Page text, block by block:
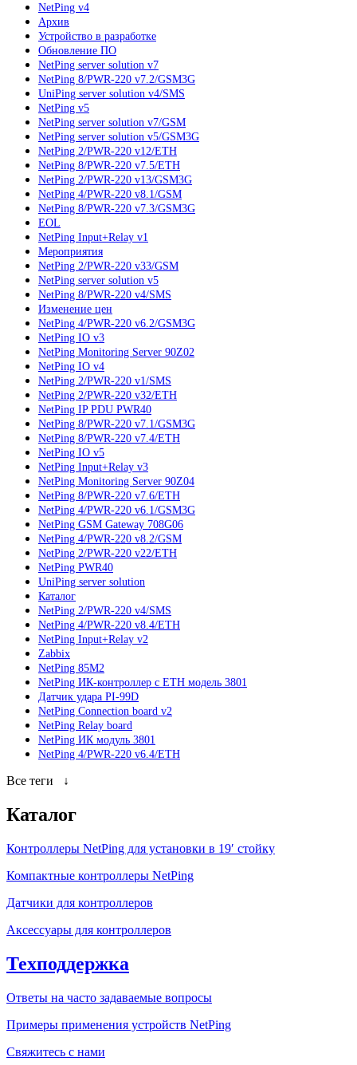
NetPing v4
Архив
Устройство в разработке
Обновление ПО
NetPing server solution v7
NetPing 8/PWR-220 v7.2/GSM3G
UniPing server solution v4/SMS
NetPing v5
NetPing server solution v7/GSM
NetPing server solution v5/GSM3G
NetPing 2/PWR-220 v12/ETH
NetPing 8/PWR-220 v7.5/ETH
NetPing 2/PWR-220 v13/GSM3G
NetPing 4/PWR-220 v8.1/GSM
NetPing 8/PWR-220 v7.3/GSM3G
EOL
NetPing Input+Relay v1
Мероприятия
NetPing 2/PWR-220 v33/GSM
NetPing server solution v5
NetPing 8/PWR-220 v4/SMS
Изменение цен
NetPing 4/PWR-220 v6.2/GSM3G
NetPing IO v3
NetPing Monitoring Server 90Z02
NetPing IO v4
NetPing 2/PWR-220 v1/SMS
NetPing 2/PWR-220 v32/ETH
NetPing IP PDU PWR40
NetPing 8/PWR-220 v7.1/GSM3G
NetPing 8/PWR-220 v7.4/ETH
NetPing IO v5
NetPing Input+Relay v3
NetPing Monitoring Server 90Z04
NetPing 8/PWR-220 v7.6/ETH
NetPing 4/PWR-220 v6.1/GSM3G
NetPing GSM Gateway 708G06
NetPing 4/PWR-220 v8.2/GSM
NetPing 2/PWR-220 v22/ETH
NetPing PWR40
UniPing server solution
Каталог
NetPing 2/PWR-220 v4/SMS
NetPing 4/PWR-220 v8.4/ETH
NetPing Input+Relay v2
Zabbix
NetPing 85M2
NetPing ИК-контроллер с ETH модель 3801
Датчик удара PI-99D
NetPing Connection board v2
NetPing Relay board
NetPing ИК модуль 3801
NetPing 4/PWR-220 v6.4/ETH
Все теги ↓
Каталог
Контроллеры NetPing для установки в 19′ стойку
Компактные контроллеры NetPing
Датчики для контроллеров
Аксессуары для контроллеров
Техподдержка
Ответы на часто задаваемые вопросы
Примеры применения устройств NetPing
Свяжитесь с нами